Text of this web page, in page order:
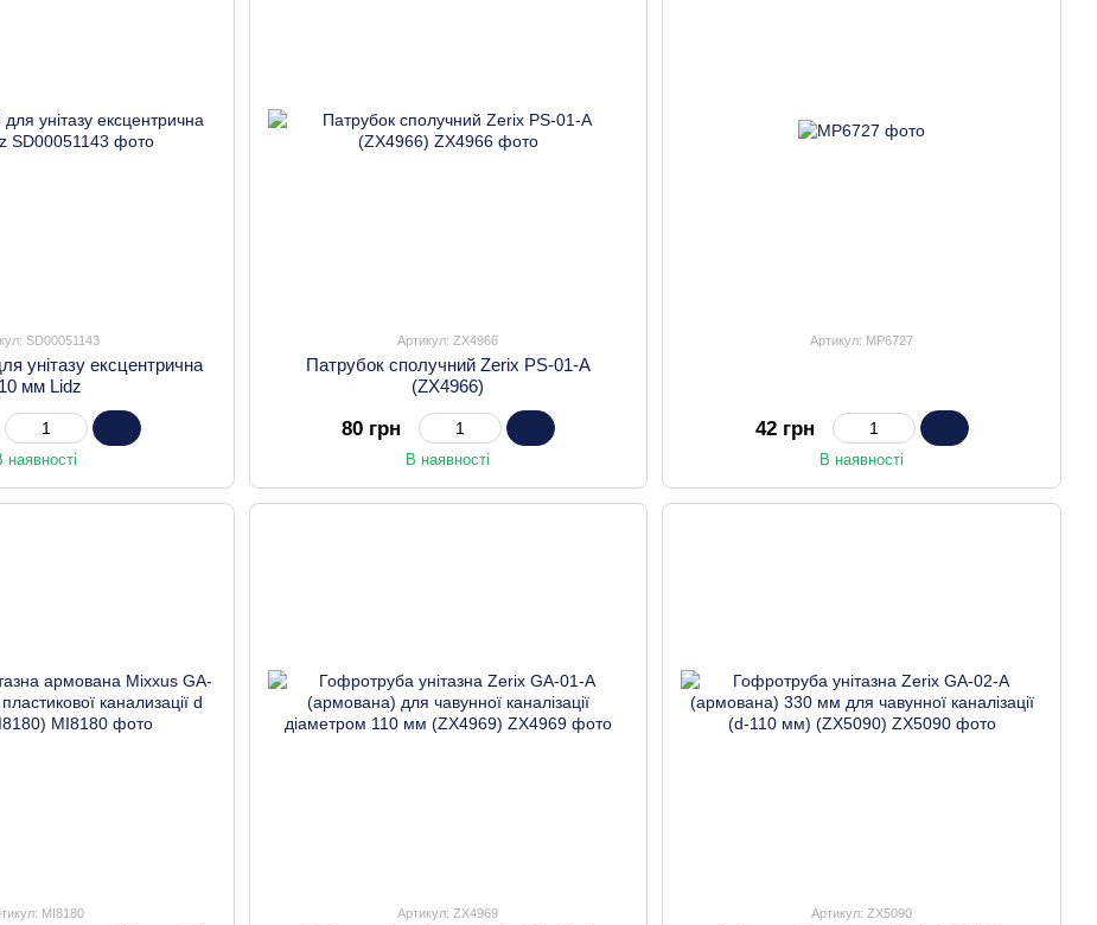
SD00051143
унітазу ексцентрична
мм Lidz
наявності
Артикул: ZX4966
Патрубок сполучний Zerix PS-01-A
(ZX4966)
80 грн
В наявності
Артикул: MP6727
42 грн
В наявності
MI8180 Артикул: ZX4969 Артикул: ZX5090